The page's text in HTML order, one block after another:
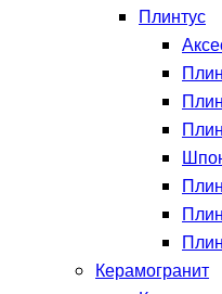
Плинтус
Керамогранит